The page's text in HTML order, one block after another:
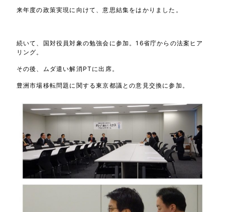
来年度の政策実現に向けて、意思結集をはかりました。
続いて、国対役員対象の勉強会に参加。16省庁からの法案ヒア
リング。
その後、ムダ遣い解消PTに出席。
豊洲市場移転問題に関する東京都議との意見交換に参加。